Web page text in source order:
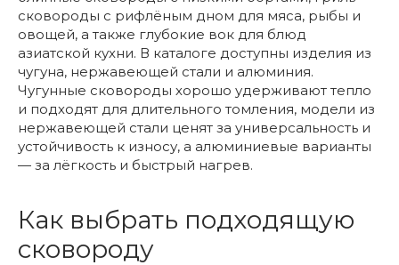
сковороды с рифлёным дном для мяса, рыбы и
овощей, а также глубокие вок для блюд
азиатской кухни. В каталоге доступны изделия из
чугуна, нержавеющей стали и алюминия.
Чугунные сковороды хорошо удерживают тепло
и подходят для длительного томления, модели из
нержавеющей стали ценят за универсальность и
устойчивость к износу, а алюминиевые варианты
— за лёгкость и быстрый нагрев.
Как выбрать подходящую
сковороду